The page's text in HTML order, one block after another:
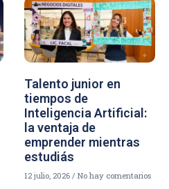
Talento junior en
tiempos de
Inteligencia Artificial:
la ventaja de
emprender mientras
estudiás
12 julio, 2026 No hay comentarios